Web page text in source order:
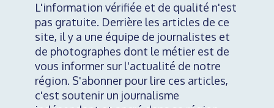
L'information vérifiée et de qualité n'est
pas gratuite. Derrière les articles de ce
site, il y a une équipe de journalistes et
de photographes dont le métier est de
vous informer sur l'actualité de notre
région. S'abonner pour lire ces articles,
c'est soutenir un journalisme